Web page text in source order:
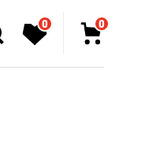
0 0